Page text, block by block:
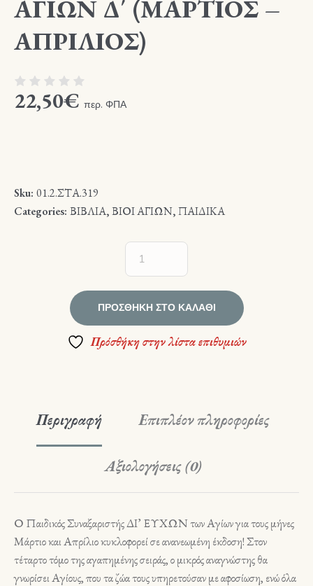
ΑΓΙΩΝ Δ΄ (ΜΑΡΤΙΟΣ –
ΑΠΡΙΛΙΟΣ)
22,50€ περ. ΦΠΑ
Sku: 01.2.ΣΤΑ.319
Categories: ΒΙΒΛΙΑ,ΒΙΟΙ ΑΓΙΩΝ,ΠΑΙΔΙΚΑ
ΠΡΟΣΘΉΚΗ ΣΤΟ ΚΑΛΆΘΙ
Πρόσθήκη στην λίστα επιθυμιών
Περιγραφή Επιπλέον πληροφορίες
Αξιολογήσεις (0)
Ο Παιδικός Συναξαριστής ΔΙ’ ΕΥΧΩΝ των Αγίων για τους μήνες
Μάρτιο και Απρίλιο κυκλοφορεί σε ανανεωμένη έκδοση! Στον
τέταρτο τόμο της αγαπημένης σειράς, ο μικρός αναγνώστης θα
γνωρίσει Αγίους, που τα ζώα τους υπηρετούσαν με αφοσίωση, ενώ όλα